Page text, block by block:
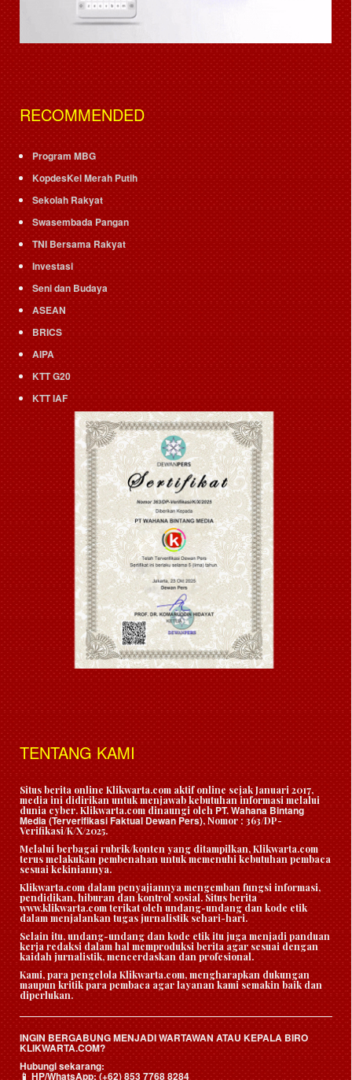
RECOMMENDED
Program MBG
KopdesKel Merah Putih
Sekolah Rakyat
Swasembada Pangan
TNI Bersama Rakyat
Investasi
Seni dan Budaya
ASEAN
BRICS
AIPA
KTT G20
KTT IAF
TENTANG KAMI
Situs berita online Klikwarta.com aktif online sejak Januari 2017,
media ini didirikan untuk menjawab kebutuhan informasi melalui
dunia cyber. Klikwarta.com dinaungi oleh PT. Wahana Bintang
Media (Terverifikasi Faktual Dewan Pers), Nomor : 363/DP-
Verifikasi/K/X/2025.
Melalui berbagai rubrik/konten yang ditampilkan, Klikwarta.com
terus melakukan pembenahan untuk memenuhi kebutuhan pembaca
sesuai kekiniannya.
Klikwarta.com dalam penyajiannya mengemban fungsi informasi,
pendidikan, hiburan dan kontrol sosial. Situs berita
www.klikwarta.com terikat oleh undang-undang dan kode etik
dalam menjalankan tugas jurnalistik sehari-hari.
Selain itu, undang-undang dan kode etik itu juga menjadi panduan
kerja redaksi dalam hal memproduksi berita agar sesuai dengan
kaidah jurnalistik, mencerdaskan dan profesional.
Kami, para pengelola Klikwarta.com, mengharapkan dukungan
maupun kritik para pembaca agar layanan kami semakin baik dan
diperlukan.
INGIN BERGABUNG MENJADI WARTAWAN ATAU KEPALA BIRO
KLIKWARTA.COM?
Hubungi sekarang:
📱HP/WhatsApp:(+62) 853 7768 8284